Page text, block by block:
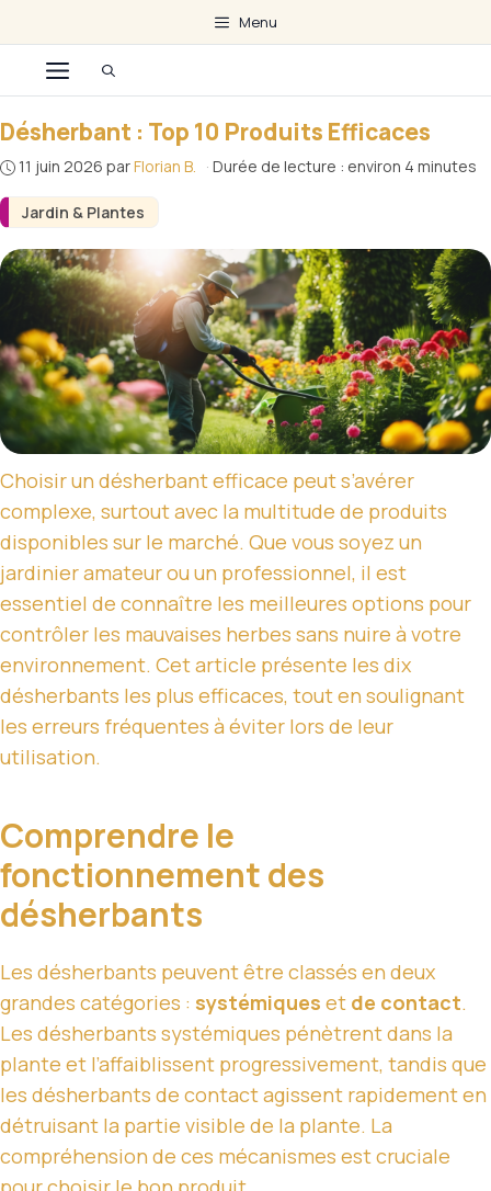
au
contenu
Menu
Menu
Jardin & Plantes
Désherbant : Top 10 Produits Efficaces
11 juin 2026 parFlorian B. · Durée de lecture : environ 4 minutes
Choisir un désherbant efficace peut s’avérer
complexe, surtout avec la multitude de produits
disponibles sur le marché. Que vous soyez un
jardinier amateur ou un professionnel, il est
essentiel de connaître les meilleures options pour
contrôler les mauvaises herbes sans nuire à votre
environnement. Cet article présente les dix
désherbants les plus efficaces, tout en soulignant
les erreurs fréquentes à éviter lors de leur
utilisation.
Comprendre le
fonctionnement des
désherbants
Les désherbants peuvent être classés en deux
grandes catégories : systémiques et de contact.
Les désherbants systémiques pénètrent dans la
plante et l’affaiblissent progressivement, tandis que
les désherbants de contact agissent rapidement en
détruisant la partie visible de la plante. La
compréhension de ces mécanismes est cruciale